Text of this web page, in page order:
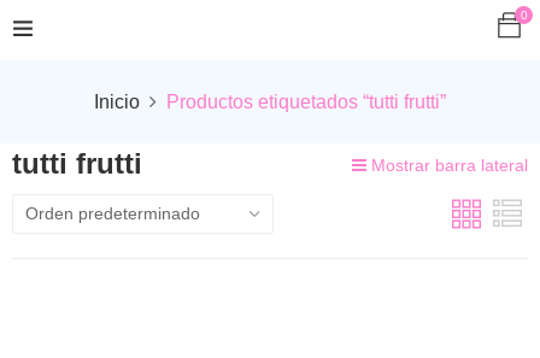
0
Inicio Productos etiquetados “tutti frutti”
tutti frutti Mostrar barra lateral